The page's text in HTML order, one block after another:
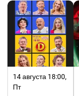
14 августа 18:00,
Пт